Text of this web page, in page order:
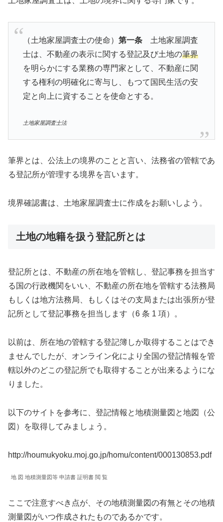
（土地家屋調査士の使命） 第一条土地家屋調査
士は、不動産の表示に関する登記及び土地の筆界
を明らかにする業務の専門家として、不動産に関
する権利の明確化に寄与し、もつて国民生活の安
定と向上に資することを使命とする。
土地家屋調査士法
筆界とは、公法上の境界のことと言い、法務省の管轄であ
る登記所が管理する境界を言います。
境界確認書は、土地家屋調査士に作成をお願いしよう。
土地の地籍を扱う登記所とは
登記所とは、不動産の所在地を管轄し、登記事務を担当す
る国の行政機関をいい、不動産の所在地を管轄する法務局
もしくは地方法務局、もしくはその支局または出張所が登
記所として登記事務を担当します（6 条 1 項）。
以前は、所在地の管轄する登記簿しか取得することはでき
ませんでしたが、オンライン化により全国の登記情報を管
轄以外のどこの登記所でも取得することが出来るようにな
りました。
以下のサイトを参考に、登記情報と地積測量図と地図（公
図）を取得してみましょう。
http://houmukyoku.moj.go.jp/homu/content/000130853.pdf
地 図 地積測量図等 申請書 証明書 閲 覧
ここで注意すべき点が、その地積測量図の有無とその地積
測量図がいつ作成されたものであるかです。